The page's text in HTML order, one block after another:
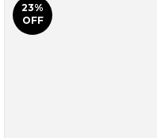
23%
OFF